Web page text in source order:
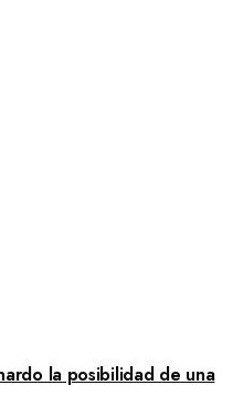
la posibilidad de una